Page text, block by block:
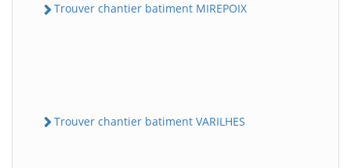
Trouver chantier batiment MIREPOIX
Trouver chantier batiment VARILHES